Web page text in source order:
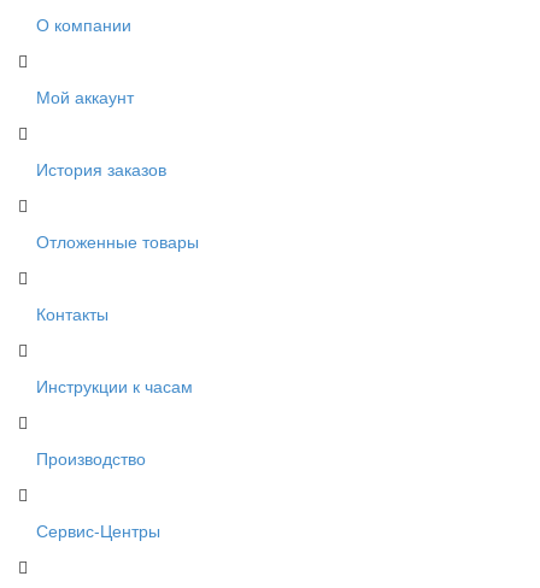
О компании
Мой аккаунт
История заказов
Отложенные товары
Контакты
Инструкции к часам
Производство
Сервис-Центры